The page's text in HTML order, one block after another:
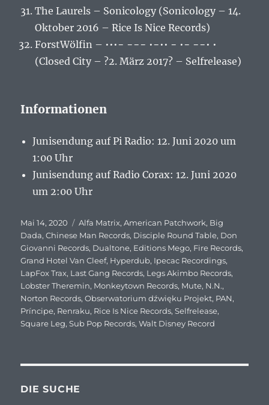
The Laurels – Sonicology (Sonicology – 14.
Oktober 2016 – Rice Is Nice Records)
ForstWölfin – •••− −−− •−•• − •− −−• •
(Closed City – ?2. März 2017? – Selfrelease)
Informationen
Junisendung auf Pi Radio: 12. Juni 2020 um
1:00 Uhr
Junisendung auf Radio Corax: 12. Juni 2020
um 2:00 Uhr
Veröffentlicht
am
Mai 14, 2020 Schlagwörter
Alfa Matrix,American Patchwork, Big
Dada,Chinese Man Records, Disciple Round Table, Don
Giovanni Records, Dualtone, Editions Mego, Fire Records,
Grand Hotel Van Cleef, Hyperdub, Ipecac Recordings,
LapFox Trax, Last Gang Records, Legs Akimbo Records,
Lobster Theremin, Monkeytown Records, Mute, N.N.,
Norton Records,Obserwatorium dźwięku Projekt, PAN,
Príncipe, Renraku, Rice Is Nice Records,Selfrelease,
Square Leg,Sub Pop Records,Walt Disney Record
DIE SUCHE